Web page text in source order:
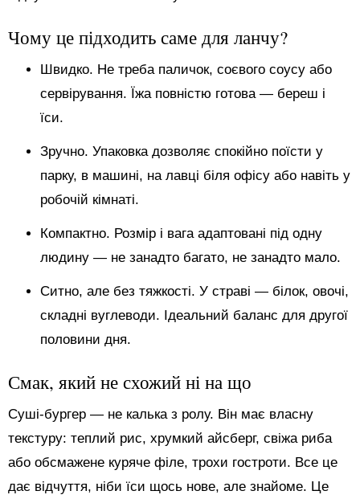
Чому це підходить саме для ланчу?
Швидко. Не треба паличок, соєвого соусу або
сервірування. Їжа повністю готова — береш і
їси.
Зручно. Упаковка дозволяє спокійно поїсти у
парку, в машині, на лавці біля офісу або навіть у
робочій кімнаті.
Компактно. Розмір і вага адаптовані під одну
людину — не занадто багато, не занадто мало.
Ситно, але без тяжкості. У страві — білок, овочі,
складні вуглеводи. Ідеальний баланс для другої
половини дня.
Смак, який не схожий ні на що
Суші-бургер — не калька з ролу. Він має власну
текстуру: теплий рис, хрумкий айсберг, свіжа риба
або обсмажене куряче філе, трохи гостроти. Все це
дає відчуття, ніби їси щось нове, але знайоме. Це